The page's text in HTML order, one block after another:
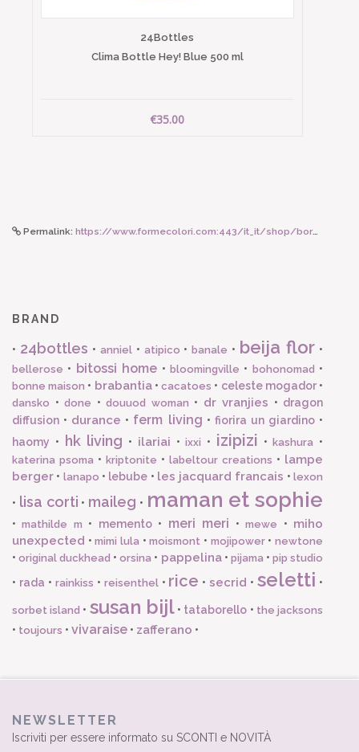
24Bottles
Clima Bottle Hey! Blue 500 ml
€35.00
Permalink: https://www.formecolori.com:443/it_it/shop/borse_e_zaini/borse/dragon_diffusion_b_weave_grande_tan/6813
BRAND
• 24bottles • anniel• atipico •banale • beija flor •
bellerose • bitossi home • bloomingville • bohonomad •
bonne maison • brabantia•cacatoes • celeste mogador•
dansko • done • douuod woman • dr vranjies • dragon
diffusion • durance • ferm living • fiorira un giardino•
haomy • hk living • ilariai •ixxi • izipizi •kashura •
katerina psoma • kriptonite • labeltour creations • lampe
berger • lanapo • lebube • les jacquard francais •lexon
• lisa corti • maileg • maman et sophie
•mathilde m • memento• meri meri •mewe • miho
unexpected •mimi lula •moismont • mojipower•newtone
•original duckhead •orsina • pappelina• pijama • pip studio
• rada • rainkiss • reisenthel• rice •secrid •seletti •
sorbet island • susan bijl• tataborello • the jacksons
• toujours • vivaraise • zafferano •
NEWSLETTER
Iscriviti per essere informato su SCONTI e NOVITÀ